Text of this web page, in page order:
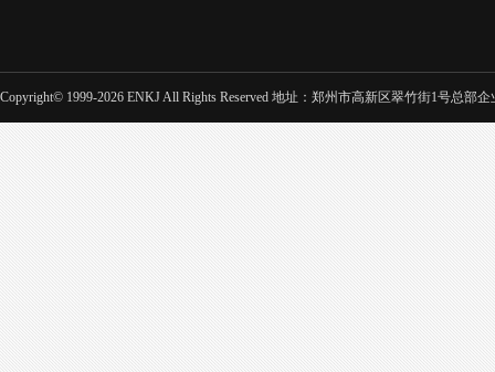
Copyright© 1999-2026 ENKJ All Rights Reserved 地址：郑州市高新区翠竹街1号